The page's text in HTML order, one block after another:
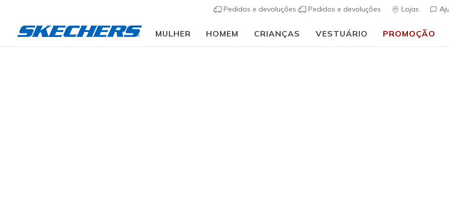
Pedidos e devoluções Pedidos e devoluções Lojas
MULHER HOMEM CRIANÇAS VESTUÁRIO PROMOÇÃO